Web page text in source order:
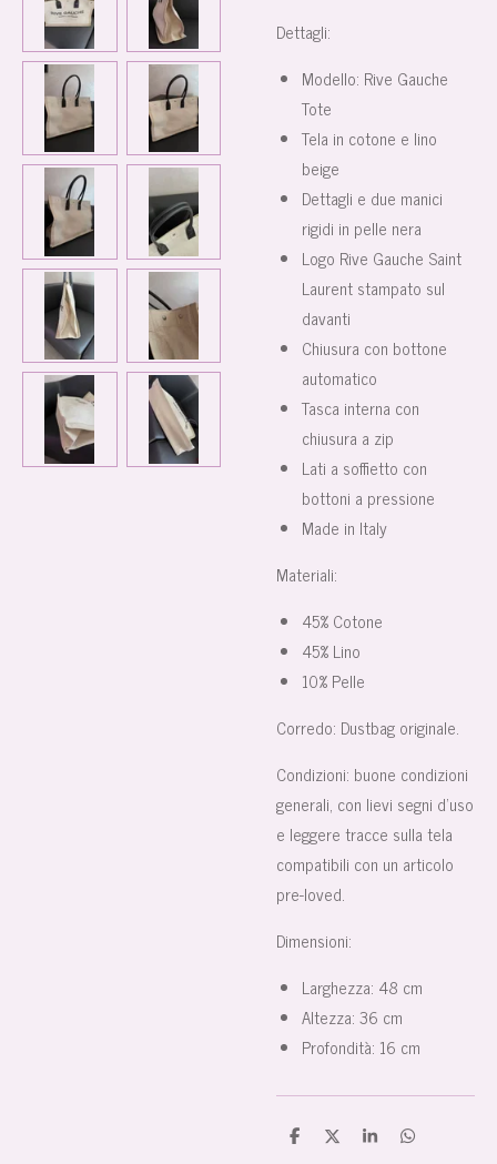
Dettagli:
Modello: Rive Gauche
Tote
Tela in cotone e lino
beige
Dettagli e due manici
rigidi in pelle nera
Logo Rive Gauche Saint
Laurentstampato sul
davanti
Chiusura con bottone
automatico
Tasca interna con
chiusura a zip
Lati a soffietto con
bottoni a pressione
Made in Italy
Materiali:
45% Cotone
45% Lino
10% Pelle
Corredo: Dustbag originale.
Condizioni: buone condizioni
generali, con lievi segni d’uso
e leggere tracce sulla tela
compatibili con un articolo
pre-loved.
Dimensioni:
Larghezza: 48 cm
Altezza: 36 cm
Profondità: 16 cm
C C C C